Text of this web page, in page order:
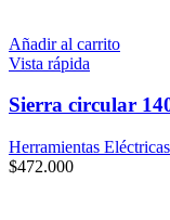
Añadir al carrito
Vista rápida
Sierra circular
Herramientas Eléctricas
$472.000